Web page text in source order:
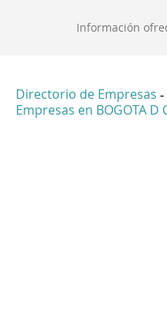
Información
Directorio de Empresas -
Empresas en BOGOTA D